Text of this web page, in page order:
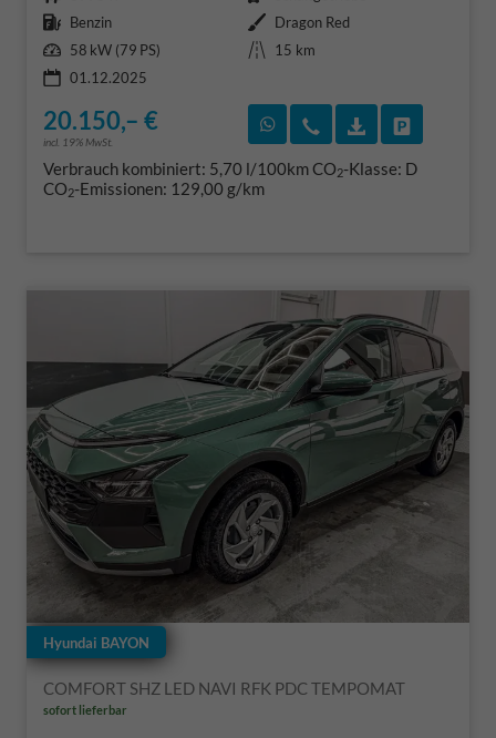
Kraftstoff Benzin Außenfarbe Dragon Red
Leistung 58 kW (79 PS) Kilometerstand
15 km
01.12.2025
20.150,– €
incl. 19% MwSt.
Rückruf vereinbaren
Wir rufen Sie an
Verbrauch kombiniert: 5,70 l/100kmCO2-Klasse: D
CO2-Emissionen: 129,00 g/km
Hyundai BAYON
COMFORT SHZ LED NAVI RFK PDC TEMPOMAT
sofort lieferbar